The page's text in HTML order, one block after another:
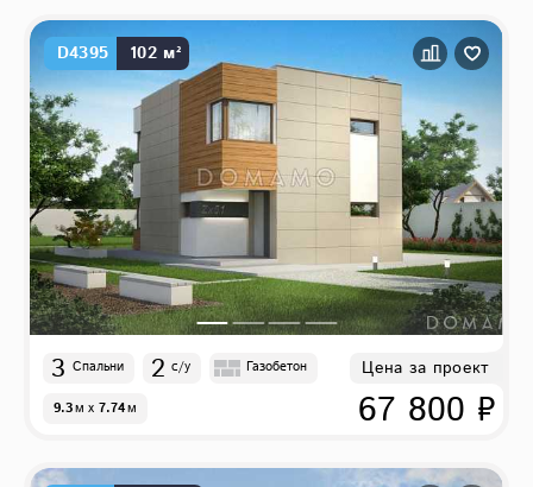
D4395 102 м²
3 Спальни 2 с/у Газобетон
9.3м x 7.74м
Цена за проект
67 800 ₽